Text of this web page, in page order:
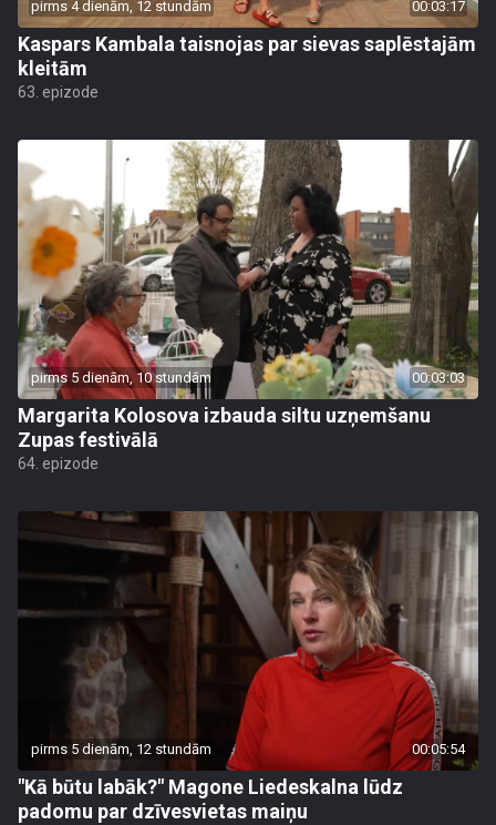
pirms 4 dienām, 12 stundām 00:03:17
Kaspars Kambala taisnojas par sievas saplēstajām
kleitām
63. epizode
pirms 5 dienām, 10 stundām 00:03:03
Margarita Kolosova izbauda siltu uzņemšanu
Zupas festivālā
64. epizode
pirms 5 dienām, 12 stundām 00:05:54
"Kā būtu labāk?" Magone Liedeskalna lūdz
padomu par dzīvesvietas maiņu